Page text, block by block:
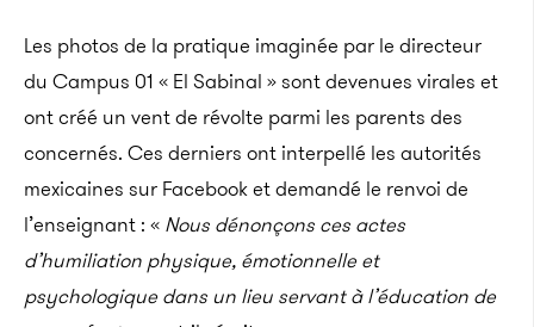
Les photos de la pratique imaginée par le directeur
du Campus 01 « El Sabinal » sont devenues virales et
ont créé un vent de révolte parmi les parents des
concernés. Ces derniers ont interpellé les autorités
mexicaines sur Facebook et demandé le renvoi de
l’enseignant : « Nous dénonçons ces actes
d’humiliation physique, émotionnelle et
psychologique dans un lieu servant à l’éducation de